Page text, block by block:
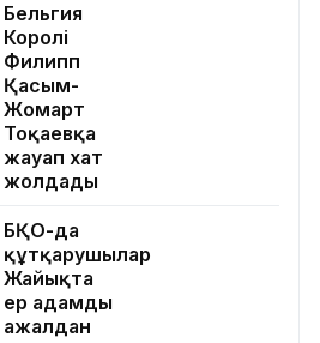
Бельгия
Королі
Филипп
Қасым-
Жомарт
Тоқаевқа
жауап хат
жолдады
БҚО-да
құтқарушылар
Жайықта
ер адамды
ажалдан